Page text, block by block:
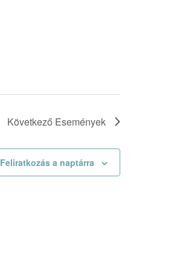
Következő Események
Feliratkozás a naptárra